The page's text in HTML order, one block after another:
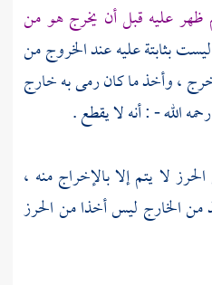
ظهر عليه قبل أن يخرج هو من
بثابتة عليه عند الخروج من
، وأخذ ما كان رمى به خارج
الله - : أنه لا يقطع .
لا يتم إلا بالإخراج منه ،
الخارج ليس أخذا من الحرز